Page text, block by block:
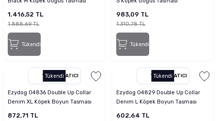
1.416,52 TL
1.888,69 TL
Tükendi
983,09 TL
1.310,78 TL
Tükendi
Tükendi
YETKILI SATICI
Ezydog 04836 Double Up Collar
Denim XL Köpek Boyun Tasması
872,71 TL
Tükendi
YETKILI SATICI
Ezydog 04829 Double Up Collar
Denım L Köpek Boyun Tasması
602,64 TL